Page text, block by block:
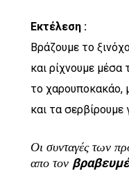
Εκτέλεση :
Βράζουμε το
και ρίχνουμε μέσα
το χαρουποκακάο,
και τα σερβίρουμε
Οι συνταγές των
απο τον